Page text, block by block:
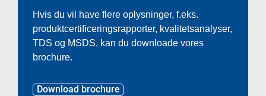
Hvis du vil have flere oplysninger, f.eks.
produktcertificeringsrapporter, kvalitetsanalyser,
TDS og MSDS, kan du downloade vores
brochure.
Download brochure